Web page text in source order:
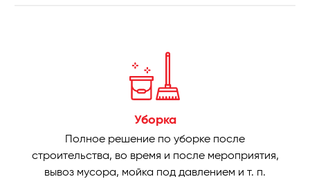
Уборка
Полное решение по уборке после
строительства, во время и после мероприятия,
вывоз мусора, мойка под давлением и т. п.